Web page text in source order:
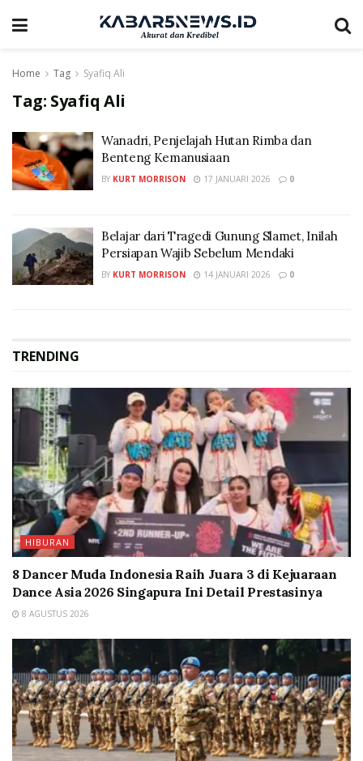
Home Tag Syafiq Ali
Tag: Syafiq Ali
Wanadri, Penjelajah Hutan Rimba dan
Benteng Kemanusiaan
BY KURT MORRISON 17 JANUARI 2026 0
Belajar dari Tragedi Gunung Slamet, Inilah
Persiapan Wajib Sebelum Mendaki
BY KURT MORRISON 14 JANUARI 2026 0
TRENDING
HIBURAN
8 Dancer Muda Indonesia Raih Juara 3 di Kejuaraan
Dance Asia 2026 Singapura Ini Detail Prestasinya
8 AGUSTUS 2026